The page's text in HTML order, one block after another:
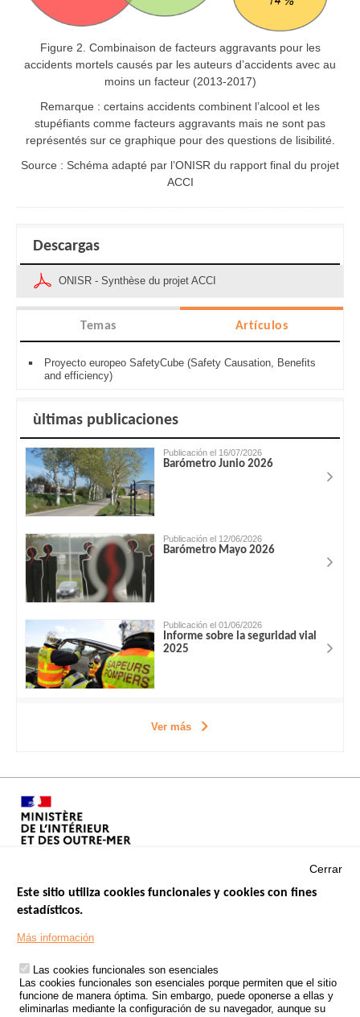
Figure 2. Combinaison de facteurs aggravants pour les
accidents mortels causés par les auteurs d’accidents avec au
moins un facteur (2013-2017)
Remarque : certains accidents combinent l’alcool et les
stupéfiants comme facteurs aggravants mais ne sont pas
représentés sur ce graphique pour des questions de lisibilité.
Source : Schéma adapté par l’ONISR du rapport final du projet
ACCI
Descargas
ONISR - Synthèse du projet ACCI
Temas Artículos
Proyecto europeo SafetyCube (Safety Causation, Benefits
and efficiency)
ùltimas publicaciones
Publicación el 16/07/2026
Barómetro Junio 2026
Publicación el 12/06/2026
Barómetro Mayo 2026
Publicación el 01/06/2026
Informe sobre la seguridad vial
2025
Ver más
Footer
TRATAMIENTO DE DATOS PERSONALES PROCEDENTES DE
ACCIDENTES DE TRÁFICO
ESTUDIOS
Cerrar
Este sitio utiliza cookies funcionales y cookies con fines
estadísticos.
Más información
Las cookies funcionales son esenciales
Las cookies funcionales son esenciales porque permiten que el sitio
funcione de manera óptima. Sin embargo, puede oponerse a ellas y
eliminarlas mediante la configuración de su navegador, aunque su